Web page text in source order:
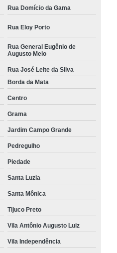
Rua Domício da Gama
Rua Eloy Porto
Rua General Eugênio de
Augusto Melo
Rua José Leite da Silva
Borda da Mata
Centro
Grama
Jardim Campo Grande
Pedregulho
Piedade
Santa Luzia
Santa Mônica
Tijuco Preto
Vila Antônio Augusto Luiz
Vila Independência